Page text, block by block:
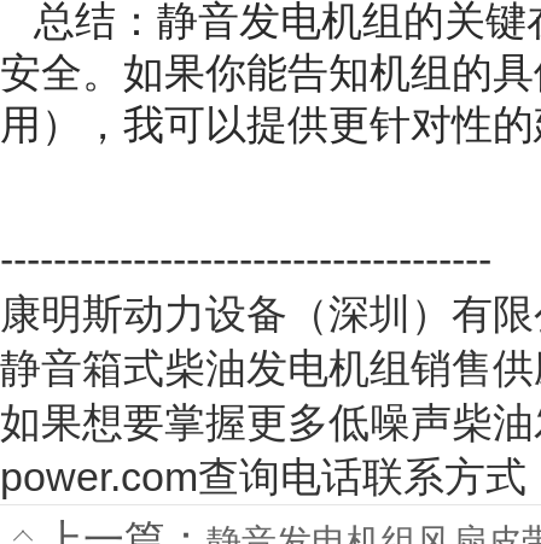
总结：静音发电机组的关键
安全。如果你能告知机组的
用），我可以提供更针对性
-------------------------------------
康明斯动力设备（深圳）有
静音箱式柴油发电机组销售
如果想要掌握更多低噪声柴
power.com查询电话联系方式